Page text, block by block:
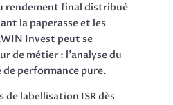
rendement final distribué
la paperasse et les
Invest peut se
de métier : l’analyse du
de performance pure.
de labellisation ISR dès